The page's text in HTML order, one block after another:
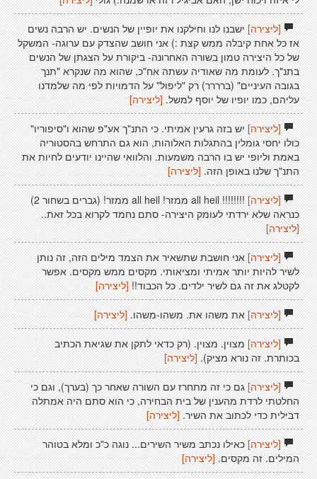
[ליצירה]ישבנו לנו וחילקנו את יופיין של הנשים. יש הרבה נשים
אז כל אחת קיבלה ממש קצת :) אני חושב שהצדק עם ערוגה- המשקל
של כל היצירה טמון בשורה האחרונה- ביקורת על הצגתן של הנשים
בתנ"ך. לעומת מה שאודיה עשתה אח"כ, שהוא מה שנקרא "תנך
בגובה העיניים" (ברררר) רק "ליפול" על הדמויות לפי מה שלמדנו
עליהם, כמו יופיו של יוסף למשל. [ליצירה]
[ליצירה]יש בזה גרעין אמיתי. כי התנ"ך אע"פ שהוא ו"סיפוריו"
כולו יחסי גומלין בהתגלות האלוהות, הוא גם התרחש בהסטוריה
באמת וליופי יש בו הרבה משמעות. והלוואי שהיינו יודעים לחיות את
התנ"ך שלנו באופן הזה.[ליצירה]
[ליצירה]
!!!!!!!! all heil ממזר! all heil ממזר! (גברים בשחור 2)
כנראה שלא ירדתי לעומק היצירה- סתם נחמד לקרוא בכל זאת..
[ליצירה]
[ליצירה]אני חושבת שתשאיר את הצמד מילים הזה, זה נותן
לשיר להיות יותר אמיתי ומציאותי. מקסים ממש מקסים. אפשר
לקטלג את זה גם לשיר ילדים. כל הכבוד!! [ליצירה]
[ליצירה]את משהו את. משהו-משהו.[ליצירה]
[ליצירה]מצוין. מצוין. (רק כדאי לתקן את שגיאת הכתיב
בכותרת. זה נורא מציק). [ליצירה]
[ליצירה]גם כי זה מתחרז עם השורה שאחר כך (בערך), וגם כי
החלטתי לרדת מהענין של בית הבחירה, כי הוא סתם היה אמתלה
דבילית כדי לכתוב את השיר. [ליצירה]
[ליצירה]כאילו נכתב משיר השירים... נוגה כ"כ ומלא בטוהר
המילים. זה מקסים. [ליצירה]